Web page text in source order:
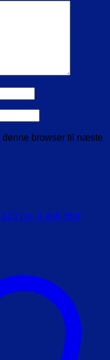
denne browser til næste